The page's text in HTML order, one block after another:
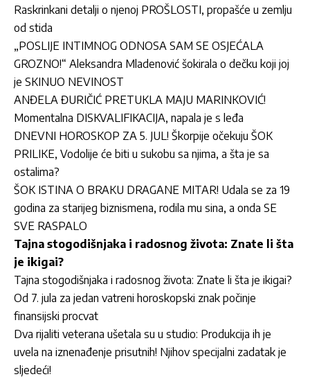
Raskrinkani detalji o njenoj PROŠLOSTI, propašće u zemlju
od stida
„POSLIJE INTIMNOG ODNOSA SAM SE OSJEĆALA
GROZNO!“ Aleksandra Mladenović šokirala o dečku koji joj
je SKINUO NEVINOST
ANĐELA ĐURIČIĆ PRETUKLA MAJU MARINKOVIĆ!
Momentalna DISKVALIFIKACIJA, napala je s leđa
DNEVNI HOROSKOP ZA 5. JUL! Škorpije očekuju ŠOK
PRILIKE, Vodolije će biti u sukobu sa njima, a šta je sa
ostalima?
ŠOK ISTINA O BRAKU DRAGANE MITAR! Udala se za 19
godina za starijeg biznismena, rodila mu sina, a onda SE
SVE RASPALO
Tajna stogodišnjaka i radosnog života: Znate li šta
je ikigai?
Tajna stogodišnjaka i radosnog života: Znate li šta je ikigai?
Od 7. jula za jedan vatreni horoskopski znak počinje
finansijski procvat
Dva rijaliti veterana ušetala su u studio: Produkcija ih je
uvela na iznenađenje prisutnih! Njihov specijalni zadatak je
sljedeći!